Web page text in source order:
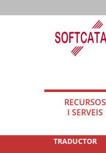
RECURSOS
I SERVEIS
TRADUCTOR